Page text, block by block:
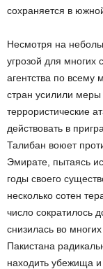
сохраняется в
Несмотря на
угрозой для многих
агентства по всему
стран усилили меры
террористические
действовать в
Талибан воюет
Эмирате, пытаясь
годы своего
несколько сотен
число сократилось
снизилась во
Пакистана
находить убежища и